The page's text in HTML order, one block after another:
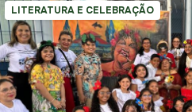
LITERATURA E CELEBRAÇÃO